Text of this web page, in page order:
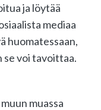
ja löytää
mediaa
huomatessaan,
se voi tavoittaa.
muassa